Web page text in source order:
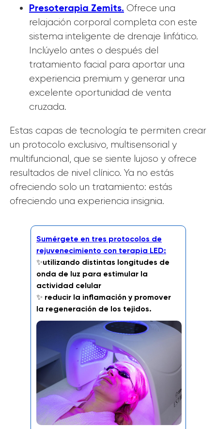
Presoterapia Zemits. Ofrece una
relajación corporal completa con este
sistema inteligente de drenaje linfático.
Inclúyelo antes o después del
tratamiento facial para aportar una
experiencia premium y generar una
excelente oportunidad de venta
cruzada.
Estas capas de tecnología te permiten crear
un protocolo exclusivo, multisensorial y
multifuncional, que se siente lujoso y ofrece
resultados de nivel clínico. Ya no estás
ofreciendo solo un tratamiento: estás
ofreciendo una experiencia insignia.
Sumérgete en tres protocolos de
rejuvenecimiento con terapia LED:
✨utilizando distintas longitudes de
onda de luz para estimular la
actividad celular
✨ reducir la inflamación y promover
la regeneración de los tejidos.